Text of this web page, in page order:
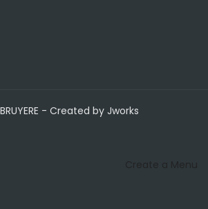
- Created by Jworks
Create a Menu